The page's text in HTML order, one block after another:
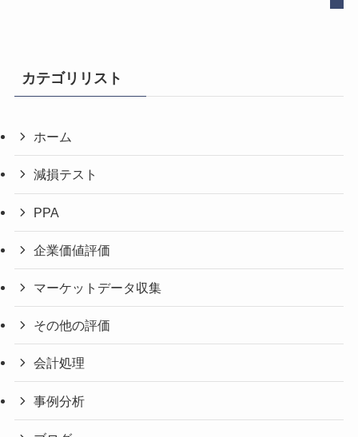
カテゴリリスト
ホーム
減損テスト
PPA
企業価値評価
マーケットデータ収集
その他の評価
会計処理
事例分析